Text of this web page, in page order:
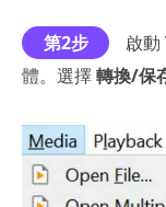
第2步
啟動
體。選擇轉換/保